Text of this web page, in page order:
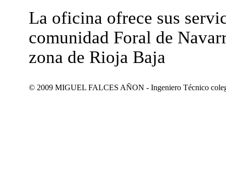
La oficina ofrece sus
comunidad Foral de
zona de Rioja Baja
© 2009 MIGUEL FALCES AÑON - Ingeniero Técnico